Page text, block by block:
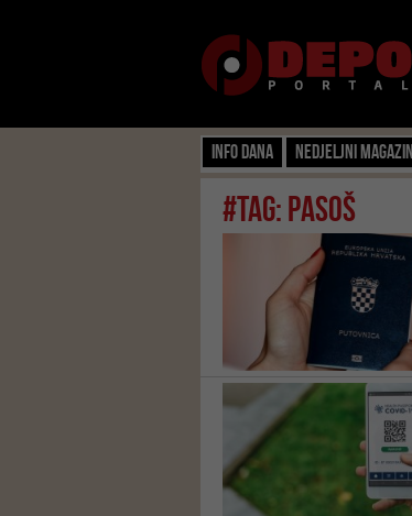
Info dana Nedjeljni magazin
#tag: pasoš